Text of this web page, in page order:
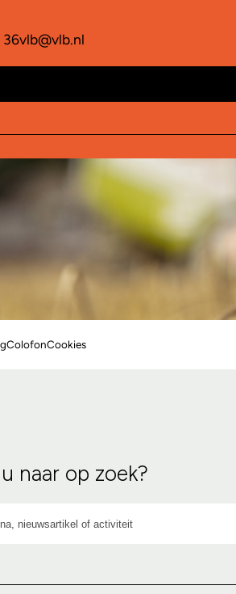
36vlb@vlb.nl
ColofonCookies
naar op zoek?